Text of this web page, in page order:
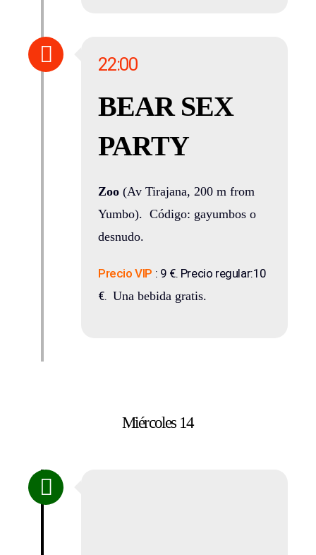
22:00
BEAR SEX
PARTY
Zoo (Av Tirajana, 200 m from
Yumbo). Código: gayumbos o
desnudo.
Precio VIP : 9 €. Precio regular:10
€. Una bebida gratis.
Miércoles 14